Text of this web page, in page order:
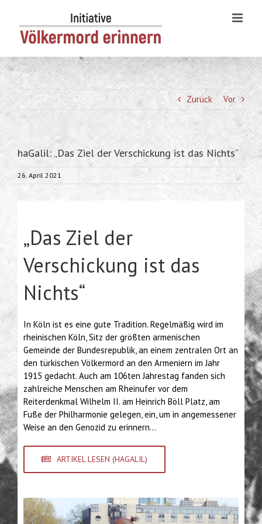
content
Zurück Vor
haGalil: „Das Ziel der Verschickung ist das Nichts“
26. April 2021
„Das Ziel der
Verschickung ist das
Nichts“
In Köln ist es eine gute Tradition. Regelmäßig wird im
rheinischen Köln, Sitz der größten armenischen
Gemeinde der Bundesrepublik, an einem zentralen Ort an
den türkischen Völkermord an den Armeniern im Jahr
1915 gedacht. Auch am 106ten Jahrestag fanden sich
zahlreiche Menschen am Rheinufer vor dem
Reiterdenkmal Wilhelm II. am Heinrich Böll Platz, am
Fuße der Philharmonie gelegen, ein, um in angemessener
Weise an den Genozid zu erinnern…
ARTIKEL LESEN (HAGALIL)